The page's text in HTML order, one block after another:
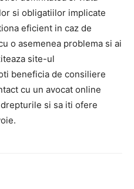
si obligatiilor implicate
eficient in caz de
o asemenea problema si ai
site-ul
beneficia de consiliere
cu un avocat online
si sa iti ofere